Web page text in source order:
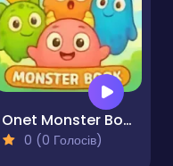
Onet Monster Book
0 (0 Голосів)